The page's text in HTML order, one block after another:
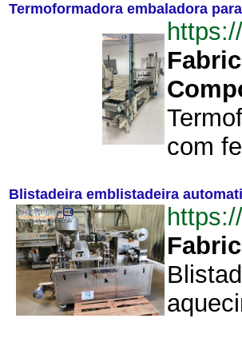
Termoformadora embaladora
com
Blistadeira emblistadeira